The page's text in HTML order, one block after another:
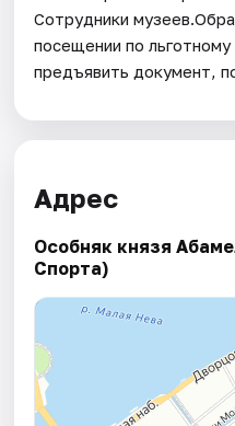
Сотрудники
посещении по
предъявить документ,
Адрес
Особняк князя
Спорта)